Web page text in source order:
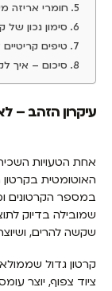
חומרי אריזה
סימון נכון
טיפים
סיכום – איך
עיקרון הזהב –
אחת הטעויות
האוטומטית
במספר הקרטונים
שמובילה בדיוק
שקשה להרים,
קרטון גדול
ציוד צפוף, יוצר